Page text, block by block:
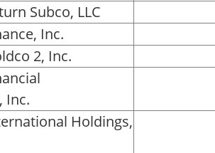
Subco, LLC
Inc.
2, Inc.
Inc.
Holdings,